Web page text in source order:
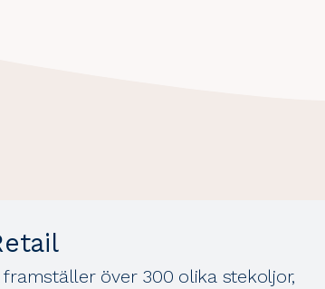
framställer över 300 olika stekoljor,